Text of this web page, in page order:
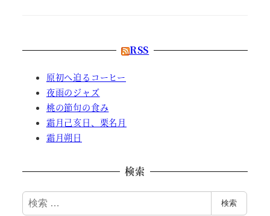
RSS
原初へ迫るコーヒー
夜雨のジャズ
桃の節句の食み
霜月己亥日、栗名月
霜月朔日
検索
検
索
検索